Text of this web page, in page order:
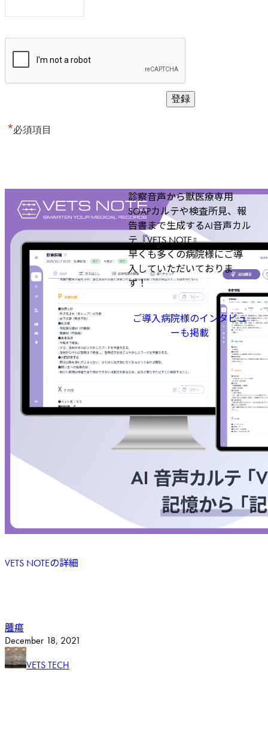
*必須項目
VETS NOTEの詳細
診察音声から獣医療専用
SOAPカルテや検査所見、報
告書まで生成するAI音声カル
テ『VETS NOTE』
早くも多くの病院様にご導
入していただいておりま
す！
ご導入病院様のインタビュ
ーも掲載
腫瘍
December 18, 2021
VETS TECH